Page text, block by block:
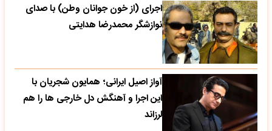
اجرای (از خون جوانان وطن) با صدای
نوازشگر محمدرضا هدایتی
آواز اصیل ایرانی؛ همایون شجریان با
این اجرا و آهنگش دل خارجی ها را هم
لرزاند